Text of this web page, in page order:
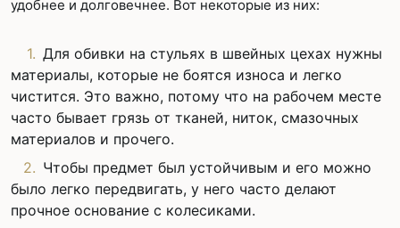
удобнее и долговечнее. Вот некоторые из них:
Для обивки на стульях в швейных цехах нужны
материалы, которые не боятся износа и легко
чистится. Это важно, потому что на рабочем месте
часто бывает грязь от тканей, ниток, смазочных
материалов и прочего.
Чтобы предмет был устойчивым и его можно
было легко передвигать, у него часто делают
прочное основание с колесиками.